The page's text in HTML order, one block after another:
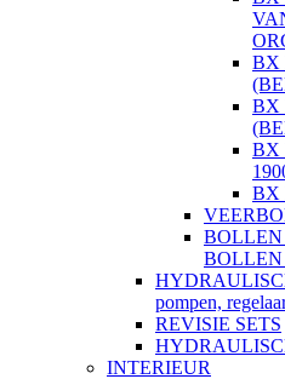
BX
BX
BX
BX
BOLLEN
pompen,
REVISIE SETS
INTERIEUR